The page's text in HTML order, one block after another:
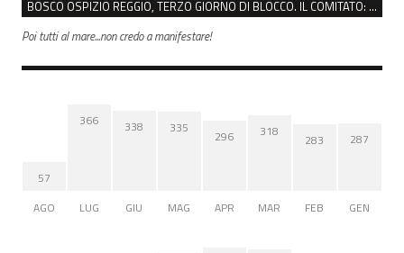
BOSCO OSPIZIO REGGIO, TERZO GIORNO DI BLOCCO. IL COMITATO: “PRESIDIO FINO A VENERDÌ”
Poi tutti al mare...non credo a manifestare!
57
AGO
366
LUG
338
GIU
335
MAG
296
APR
318
MAR
283
FEB
287
GEN